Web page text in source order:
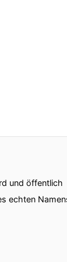
und öffentlich
echten